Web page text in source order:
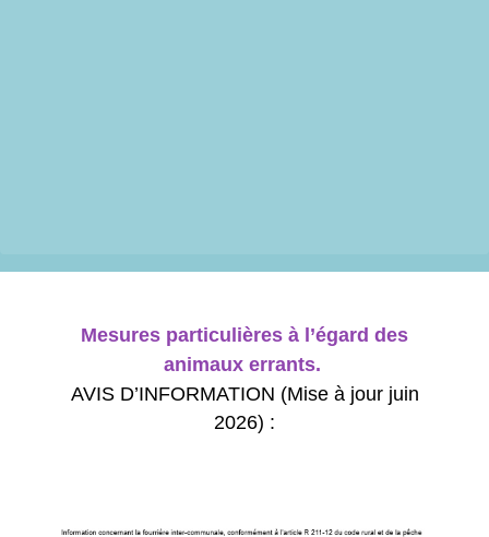
Mesures particulières à l’égard des
animaux errants.
AVIS D’INFORMATION (Mise à jour juin
2026) :